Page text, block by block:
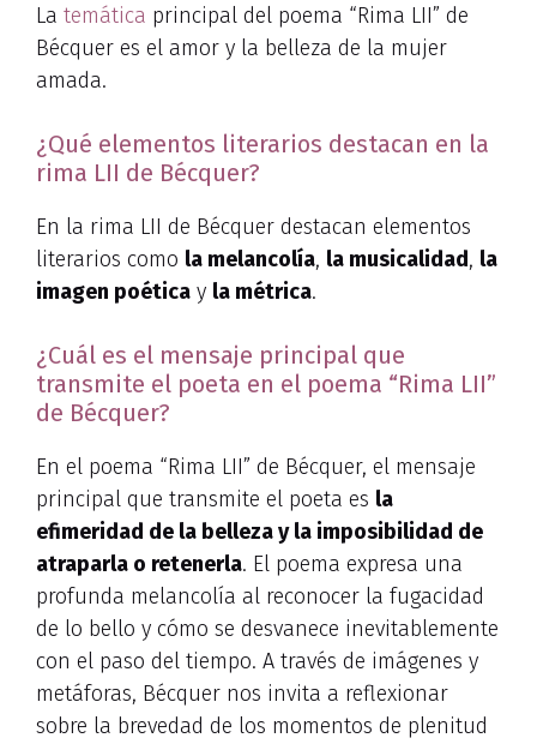
La temática principal del poema “Rima LII” de
Bécquer es el amor y la belleza de la mujer
amada.
¿Qué elementos literarios destacan en la
rima LII de Bécquer?
En la rima LII de Bécquer destacan elementos
literarios como la melancolía, la musicalidad, la
imagen poética y la métrica.
¿Cuál es el mensaje principal que
transmite el poeta en el poema “Rima LII”
de Bécquer?
En el poema “Rima LII” de Bécquer, el mensaje
principal que transmite el poeta es la
efimeridad de la belleza y la imposibilidad de
atraparla o retenerla. El poema expresa una
profunda melancolía al reconocer la fugacidad
de lo bello y cómo se desvanece inevitablemente
con el paso del tiempo. A través de imágenes y
metáforas, Bécquer nos invita a reflexionar
sobre la brevedad de los momentos de plenitud